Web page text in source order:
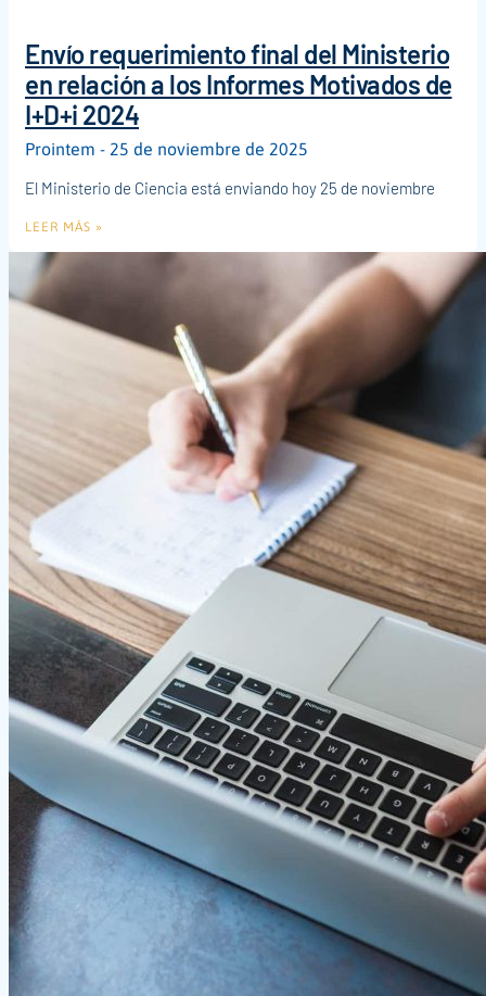
Envío requerimiento final del Ministerio
en relación a los Informes Motivados de
I+D+i 2024
Prointem
25 de noviembre de 2025
El Ministerio de Ciencia está enviando hoy 25 de noviembre
LEER MÁS »